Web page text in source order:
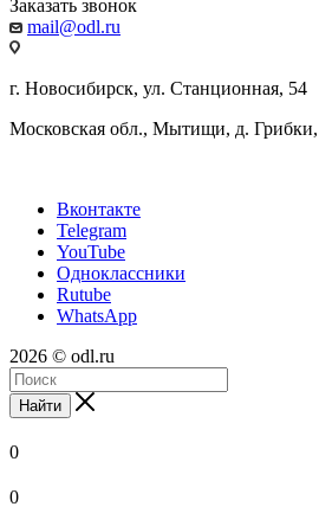
Заказать звонок
mail@odl.ru
г. Новосибирск, ул. Станционная, 54
Московская обл., Мытищи, д.
Вконтакте
Telegram
YouTube
Одноклассники
Rutube
WhatsApp
2026 © odl.ru
Найти
0
0